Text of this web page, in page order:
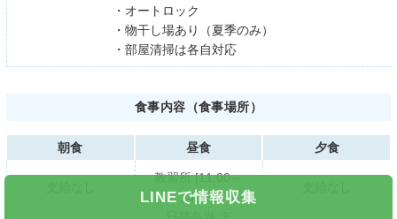
・オートロック
・物干し場あり（夏季のみ）
・部屋清掃は各自対応
食事内容（食事場所）
朝食 昼食
教習所 [11:00～
14:30]
夕食
LINEで情報収集